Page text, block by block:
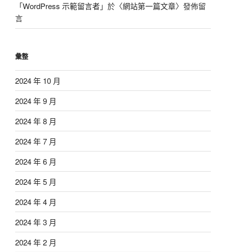
「WordPress 示範留言者」於〈網站第一篇文章〉發佈留
言
彙整
2024 年 10 月
2024 年 9 月
2024 年 8 月
2024 年 7 月
2024 年 6 月
2024 年 5 月
2024 年 4 月
2024 年 3 月
2024 年 2 月